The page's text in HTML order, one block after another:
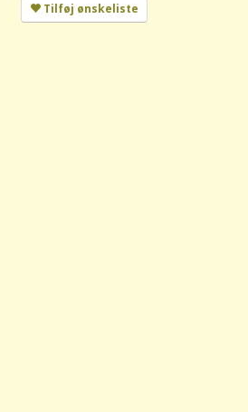
Tilføj ønskeliste